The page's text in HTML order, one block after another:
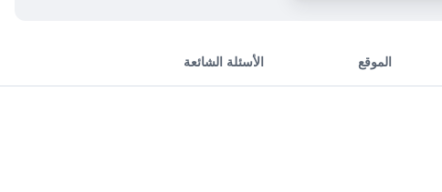
الموقع الأسئلة الشائعة